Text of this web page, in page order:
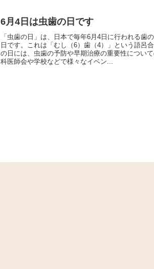
6月4日は虫歯の日です
「虫歯の日」は、日本で毎年6月4日に行われる歯
日です。これは「むし（6）歯（4）」という語呂
の日には、虫歯の予防や早期治療の重要性につい
科医師会や学校などで様々なイベン...